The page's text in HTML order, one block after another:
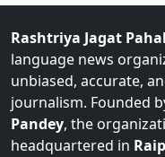
Rashtriya Jagat Pahal
language news
unbiased, accurate,
journalism. Founded
Pandey, the
headquartered in